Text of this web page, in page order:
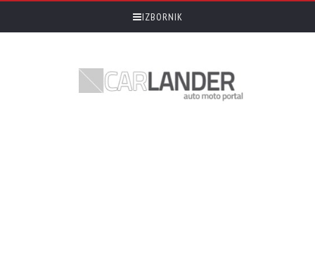
IZBORNIK